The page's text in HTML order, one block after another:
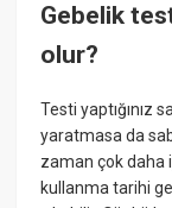
Gebelik
olur?
Testi yaptığınız
yaratmasa da
zaman çok daha
kullanma tarihi